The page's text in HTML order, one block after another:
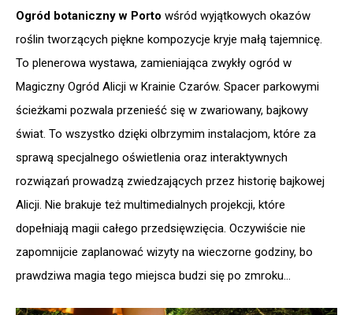
Ogród botaniczny w Porto wśród wyjątkowych okazów
roślin tworzących piękne kompozycje kryje małą tajemnicę.
To plenerowa wystawa, zamieniająca zwykły ogród w
Magiczny Ogród Alicji w Krainie Czarów. Spacer parkowymi
ścieżkami pozwala przenieść się w zwariowany, bajkowy
świat. To wszystko dzięki olbrzymim instalacjom, które za
sprawą specjalnego oświetlenia oraz interaktywnych
rozwiązań prowadzą zwiedzających przez historię bajkowej
Alicji. Nie brakuje też multimedialnych projekcji, które
dopełniają magii całego przedsięwzięcia. Oczywiście nie
zapomnijcie zaplanować wizyty na wieczorne godziny, bo
prawdziwa magia tego miejsca budzi się po zmroku…